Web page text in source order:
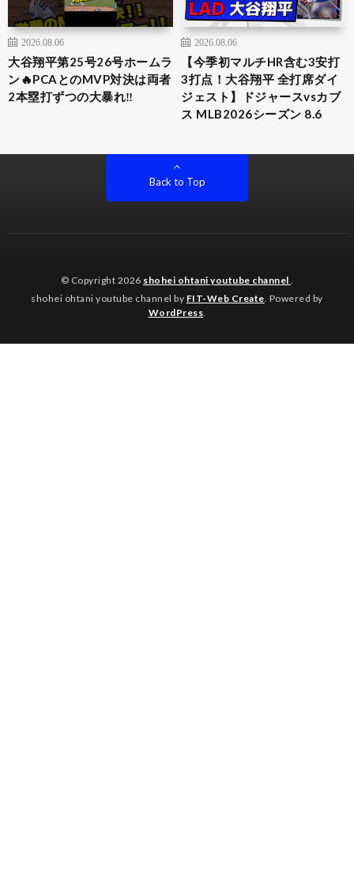
2026.08.06
大谷翔平第25号26号ホームラ
ン🔥PCAとのMVP対決は両者
2本塁打ずつの大暴れ‼️
2026.08.06
【今季初マルチHR含む3安打
3打点！大谷翔平 全打席ダイ
ジェスト】ドジャースvsカブ
ス MLB2026シーズン 8.6
Back to Top
© Copyright 2026 shohei ohtani youtube channel
shohei ohtani youtube channel by FIT-Web Create . Powered by
WordPress